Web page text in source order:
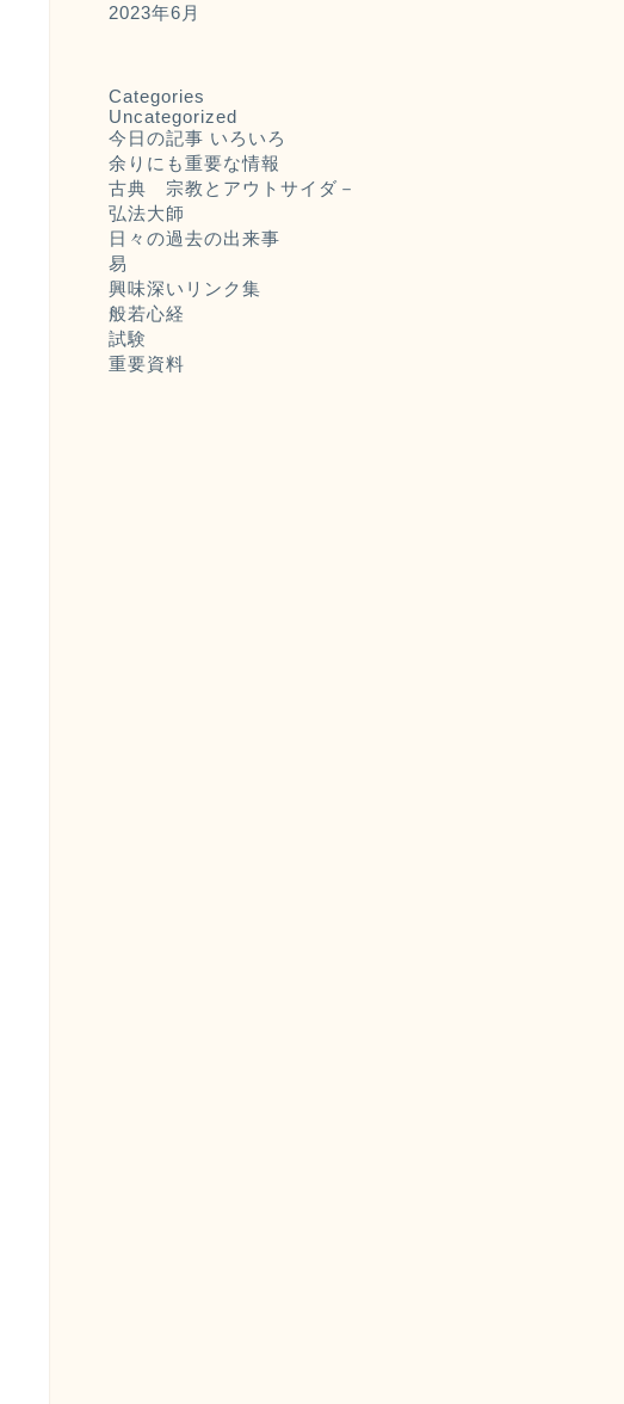
2023年6月
Categories
Uncategorized
今日の記事 いろいろ
余りにも重要な情報
古典 宗教とアウトサイダ－
弘法大師
日々の過去の出来事
易
興味深いリンク集
般若心経
試験
重要資料